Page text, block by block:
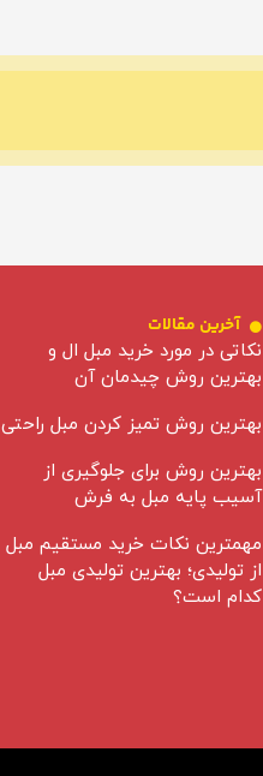
آخرین مقالات
نکاتی در مورد خرید مبل ال و
بهترین روش چیدمان آن
بهترین روش تمیز کردن مبل راحتی
بهترین روش برای جلوگیری از
آسیب پایه مبل به فرش
مهمترین نکات خرید مستقیم مبل
از تولیدی؛ بهترین تولیدی مبل
کدام است؟